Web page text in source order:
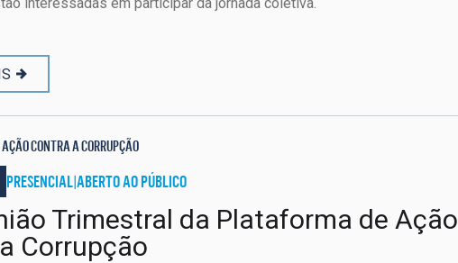
CONTRA A CORRUPÇÃO
PRESENCIAL|ABERTO AO PÚBLICO
Trimestral da Plataforma de Ação
Corrupção